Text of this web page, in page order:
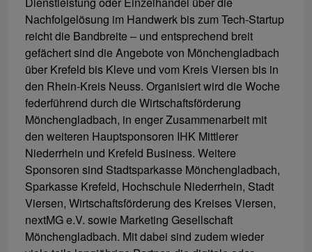
Nachfolgelösung im Handwerk bis zum Tech-Startup
reicht die Bandbreite – und entsprechend breit
gefächert sind die Angebote von Mönchengladbach
über Krefeld bis Kleve und vom Kreis Viersen bis in
den Rhein-Kreis Neuss. Organisiert wird die Woche
federführend durch die Wirtschaftsförderung
Mönchengladbach, in enger Zusammenarbeit mit
den weiteren Hauptsponsoren IHK Mittlerer
Niederrhein und Krefeld Business. Weitere
Sponsoren sind Stadtsparkasse Mönchengladbach,
Sparkasse Krefeld, Hochschule Niederrhein, Stadt
Viersen, Wirtschaftsförderung des Kreises Viersen,
nextMG e.V. sowie Marketing Gesellschaft
Mönchengladbach. Mit dabei sind zudem wieder